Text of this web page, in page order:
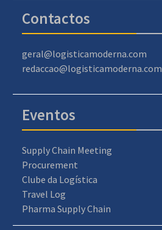
Contactos
geral@logisticamoderna.com
redaccao@logisticamoderna.com
Eventos
Supply Chain Meeting
Procurement
Clube da Logística
Travel Log
Pharma Supply Chain